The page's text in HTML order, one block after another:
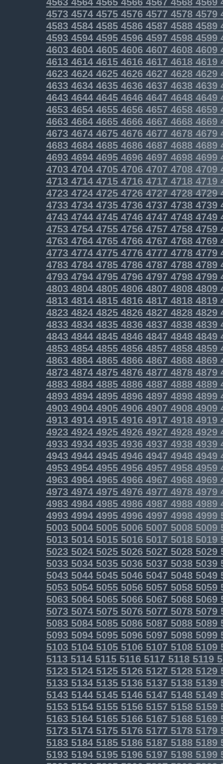
4573457445754576457745784579
4583458445854586458745884589
4593459445954596459745984599
46034604460546064607 46084609
46134614461546164617 46184619
46234624462546264627 46284629
4633463446354636463746384639
4643464446454646464746484649
4653465446554656465746584659
46634664466546664667 46684669
46734674467546764677 46784679
46834684468546864687 46884689
46934694469546964697 46984699
47034704470547064707 47084709
47134714471547164717 47184719
4723472447254726472747284729
4733473447354736473747384739
4743474447454746474747484749
4753475447554756475747584759
4763476447654766476747684769
4773477447754776477747784779
4783478447854786478747884789
4793479447954796479747984799
4803480448054806480748084809
4813481448154816481748184819
4823482448254826482748284829
4833483448354836483748384839
4843484448454846484748484849
4853485448554856485748584859
4863486448654866486748684869
4873487448754876487748784879
4883488448854886488748884889
4893489448954896489748984899
49034904490549064907 49084909
49134914491549164917 49184919
4923492449254926492749284929
49334934493549364937 49384939
49434944494549464947 49484949
49534954495549564957 49584959
49634964496549664967 49684969
49734974497549764977 49784979
49834984498549864987 49884989
49934994499549964997 49984999
50035004500550065007 50085009
50135014501550165017 50185019
5023502450255026502750285029
5033503450355036503750385039
5043504450455046504750485049
5053505450555056505750585059
5063506450655066506750685069
5073507450755076507750785079
5083508450855086508750885089
5093509450955096509750985099
5103510451055106510751085109
5113511451155116511751185119
5123512451255126512751285129
5133513451355136513751385139
5143514451455146514751485149
5153515451555156515751585159
5163516451655166516751685169
5173517451755176517751785179
5183518451855186518751885189
51935194519551965197 51985199